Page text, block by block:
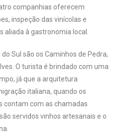
companhias oferecem
inspeção das vinícolas e
aliada à gastronomia local.
Sul são os Caminhos de Pedra,
O turista é brindado com uma
já que a arquitetura
italiana, quando os
contam com as chamadas
servidos vinhos artesanais e o